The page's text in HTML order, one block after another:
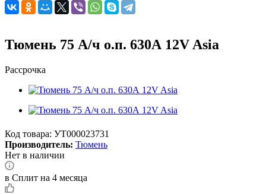
Тюмень 75 А/ч о.п. 630А 12V Asia
Рассрочка
Код товара: УТ000023731
Производитель: Тюмень
Нет в наличии
в Сплит на 4 месяца